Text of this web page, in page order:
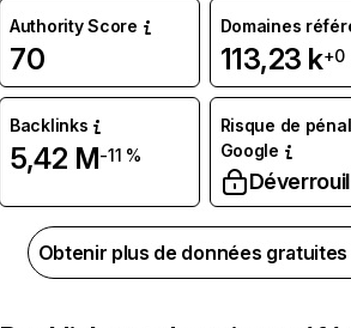
Authority Score
70
Domaines
113,23 k+0
Backlinks
5,42 M-11 %
Risque de
Google
Obtenir plus de données